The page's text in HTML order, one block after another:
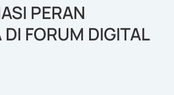
PERAN
FORUM DIGITAL